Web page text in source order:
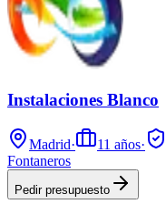
Instalaciones Blanco
Madrid· 11 años·
Fontaneros
Pedir presupuesto